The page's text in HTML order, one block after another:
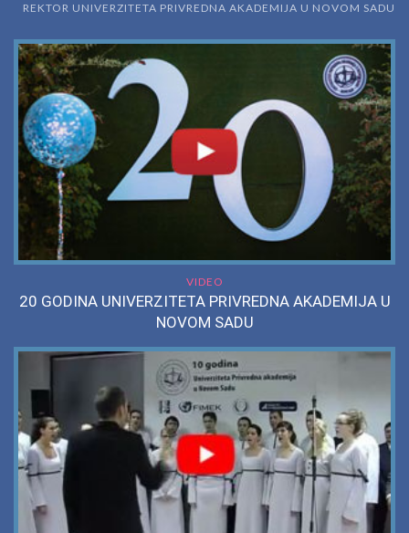
REKTOR UNIVERZITETA PRIVREDNA AKADEMIJA U NOVOM SADU
VIDEO
20 GODINA UNIVERZITETA PRIVREDNA AKADEMIJA U
NOVOM SADU